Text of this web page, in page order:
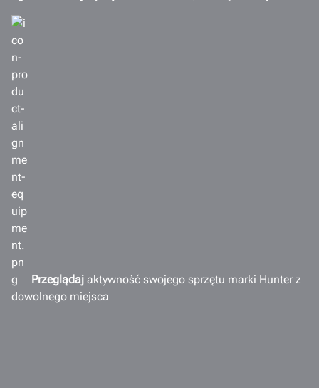
Przeglądaj aktywność swojego sprzętu marki Hunter z
dowolnego miejsca